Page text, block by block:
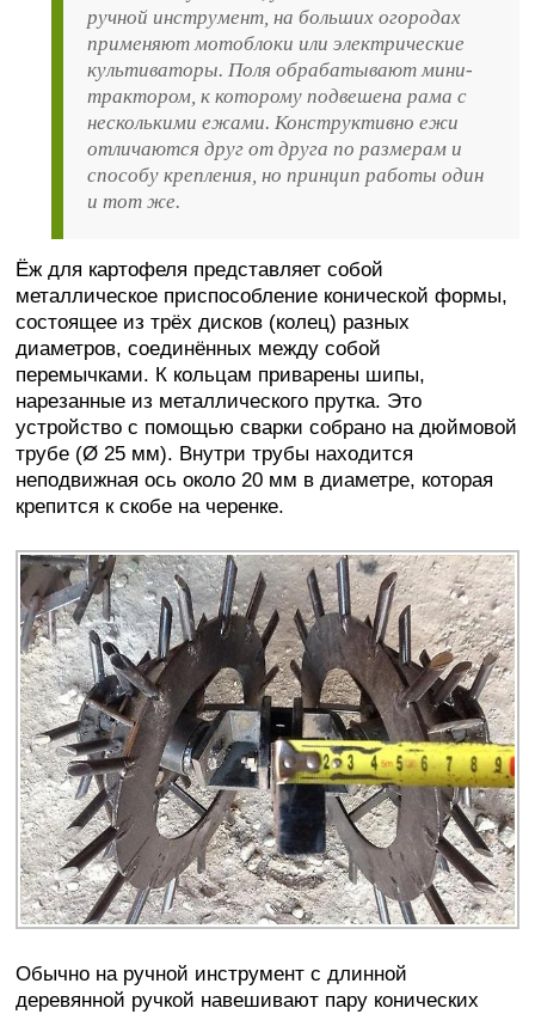
ручной инструмент, на больших огородах
применяют мотоблоки или электрические
культиваторы. Поля обрабатывают мини-
трактором, к которому подвешена рама с
несколькими ежами. Конструктивно ежи
отличаются друг от друга по размерам и
способу крепления, но принцип работы один
и тот же.
Ёж для картофеля представляет собой
металлическое приспособление конической формы,
состоящее из трёх дисков (колец) разных
диаметров, соединённых между собой
перемычками. К кольцам приварены шипы,
нарезанные из металлического прутка. Это
устройство с помощью сварки собрано на дюймовой
трубе (Ø 25 мм). Внутри трубы находится
неподвижная ось около 20 мм в диаметре, которая
крепится к скобе на черенке.
Обычно на ручной инструмент с длинной
деревянной ручкой навешивают пару конических